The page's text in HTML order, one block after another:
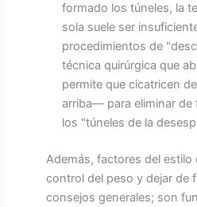
formado los túneles, la
sola suele ser
procedimientos de
técnica quirúrgica que
permite que cicatricen
arriba— para eliminar de
los "túneles de la
Además, factores del estilo
control del peso y dejar de
consejos generales; son